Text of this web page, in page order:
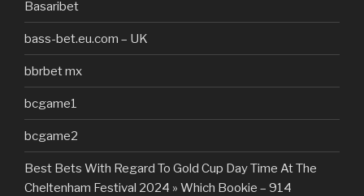
Basaribet
bass-bet.eu.com – UK
bbrbet mx
bcgame1
bcgame2
Best Bets With Regard To Gold Cup Day Time At The
Cheltenham Festival 2024 » Which Bookie – 914